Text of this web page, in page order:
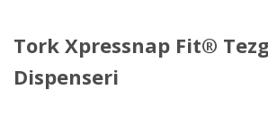
Tork Xpressnap Fit®
Dispenseri